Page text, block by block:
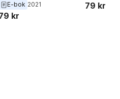
E-bok 2021
kr
79 kr